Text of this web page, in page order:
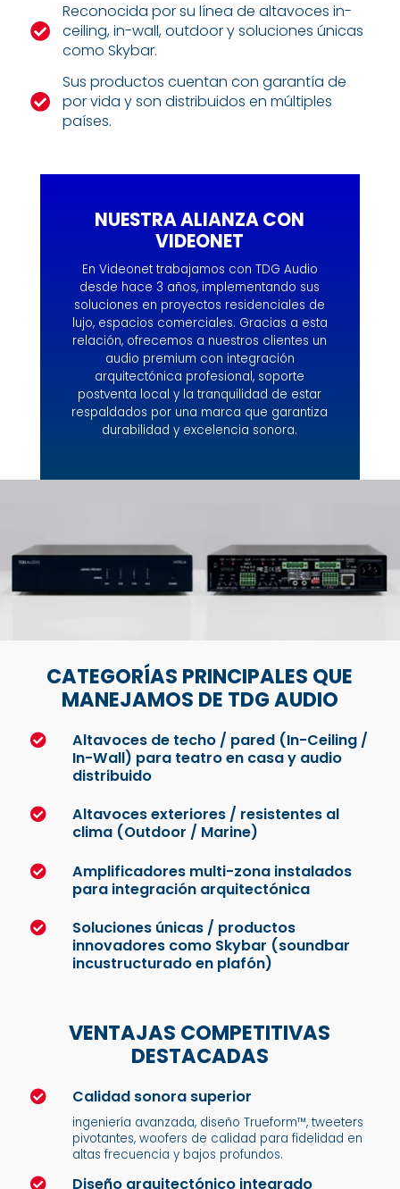

Reconocida por su línea de altavoces in-
ceiling, in-wall, outdoor y soluciones únicas
como Skybar.

Sus productos cuentan con garantía de
por vida y son distribuidos en múltiples
países.
NUESTRA ALIANZA CON
VIDEONET
En Videonet trabajamos con TDG Audio
desde hace 3 años, implementando sus
soluciones en proyectos residenciales de
lujo, espacios comerciales. Gracias a esta
relación, ofrecemos a nuestros clientes un
audio premium con integración
arquitectónica profesional, soporte
postventa local y la tranquilidad de estar
respaldados por una marca que garantiza
durabilidad y excelencia sonora.
CATEGORÍAS PRINCIPALES QUE
MANEJAMOS DE TDG AUDIO

Altavoces de techo / pared (In-Ceiling /
In-Wall) para teatro en casa y audio
distribuido

Altavoces exteriores / resistentes al
clima (Outdoor / Marine)

Amplificadores multi-zona instalados
para integración arquitectónica

Soluciones únicas / productos
innovadores como Skybar (soundbar
incustructurado en plafón)
VENTAJAS COMPETITIVAS
DESTACADAS
 Calidad sonora superior
ingeniería avanzada, diseño Trueform™, tweeters
pivotantes, woofers de calidad para fidelidad en
altas frecuencia y bajos profundos.
 Diseño arquitectónico integrado